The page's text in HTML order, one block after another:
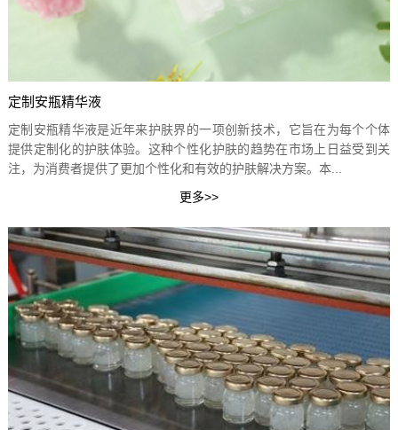
定制安瓶精华液
定制安瓶精华液是近年来护肤界的一项创新技术，它旨在为每个个体
提供定制化的护肤体验。这种个性化护肤的趋势在市场上日益受到关
注，为消费者提供了更加个性化和有效的护肤解决方案。本...